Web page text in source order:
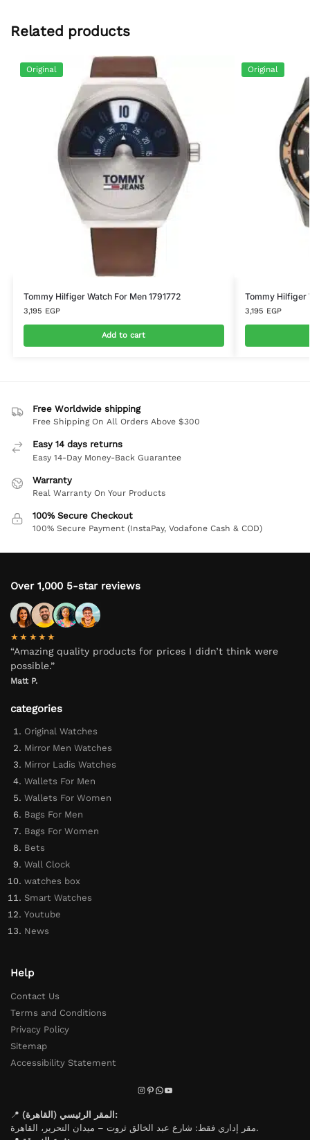
Related products
Original
Tommy Hilfiger Watch For Men 1791772
3,195 EGP
Add to cart
Original
Tommy Hilfiger
3,195 EGP
Free Worldwide shipping
Free Shipping On All Orders Above $300
Easy 14 days returns
Easy 14-Day Money-Back Guarantee
Warranty
Real Warranty On Your Products
100% Secure Checkout
100% Secure Payment (InstaPay, Vodafone Cash & COD)
Over 1,000 5-star reviews
★★★★★
“Amazing quality products for prices I didn’t think were
possible.”
Matt P.
categories
Original Watches
Mirror Men Watches
Mirror Ladis Watches
Wallets For Men
Wallets For Women
Bags For Men
Bags For Women
Bets
Wall Clock
watches box
Smart Watches
Youtube
News
Help
Contact Us
Terms and Conditions
Privacy Policy
Sitemap
Accessibility Statement
📍
المقر الرئيسي (القاهرة):
مقر إداري فقط: شارع عبد الخالق ثروت – ميدان التحرير، القاهرة.